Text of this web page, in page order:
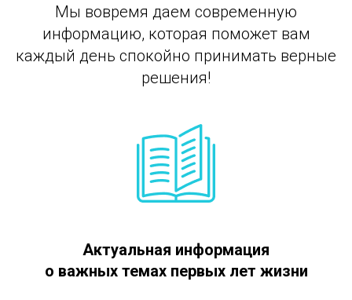
Мы вовремя даем современную
информацию, которая поможет вам
каждый день спокойно принимать верные
решения!
Актуальная информация
о важных темах первых лет жизни